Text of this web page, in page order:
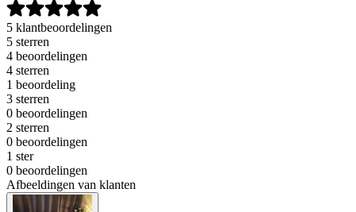
5 klantbeoordelingen
5 sterren
4 beoordelingen
4 sterren
1 beoordeling
3 sterren
0 beoordelingen
2 sterren
0 beoordelingen
1 ster
0 beoordelingen
Afbeeldingen van klanten